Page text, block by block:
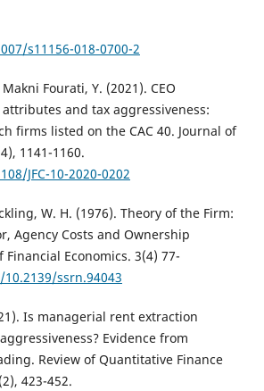
s11156-018-0700-2
Fourati, Y. (2021). CEO
attributes and tax aggressiveness:
firms listed on the CAC 40. Journal of
1141-1160.
JFC-10-2020-0202
W. H. (1976). Theory of the Firm:
Agency Costs and Ownership
Economics. 3(4) 77-
ssrn.94043
Is managerial rent extraction
Evidence from
Review of Quantitative Finance
423-452.